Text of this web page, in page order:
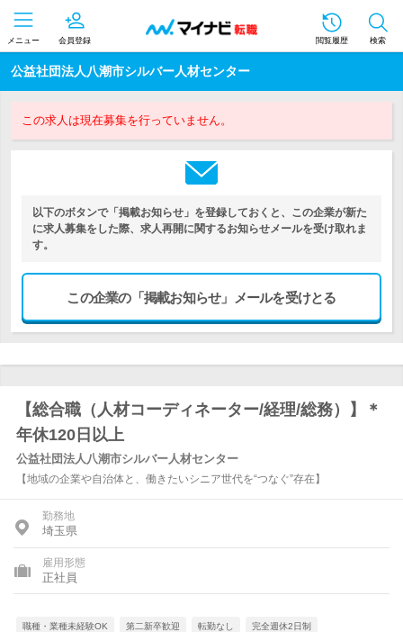
メニュー 会員登録 閲覧履歴 検索
公益社団法人八潮市シルバー人材センター
この求人は現在募集を行っていません。
以下のボタンで「掲載お知らせ」を登録しておくと、この企業が新た
に求人募集をした際、求人再開に関するお知らせメールを受け取れま
す。
この企業の「掲載お知らせ」メールを受けとる
【総合職（人材コーディネーター/経理/総務）】＊
年休120日以上
公益社団法人八潮市シルバー人材センター
【地域の企業や自治体と、働きたいシニア世代を“つなぐ”存在】
勤務地
埼玉県
雇用形態
正社員
職種・業種未経験OK 第二新卒歓迎 転勤なし 完全週休2日制